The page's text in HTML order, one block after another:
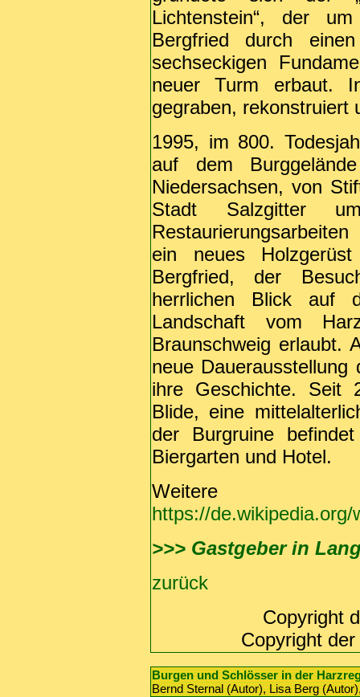
Lichtenstein“, der
Bergfried durch
sechseckigen
neuer Turm erbaut.
gegraben, rekonstruiert
1995, im 800.
auf dem
Niedersachsen, von
Stadt Salzgitter
ein neues
Bergfried, der
herrlichen Blick auf
Landschaft vom
Braunschweig erlaubt.
neue
ihre Geschichte. Seit
Blide, eine
der Burgruine
Biergarten und Hotel.
Weitere
https://
>>> Gastgeber in
zurück
Copyright
Copyright
Burgen und Schlösser in der
Bernd Sternal (Autor), Lisa Berg